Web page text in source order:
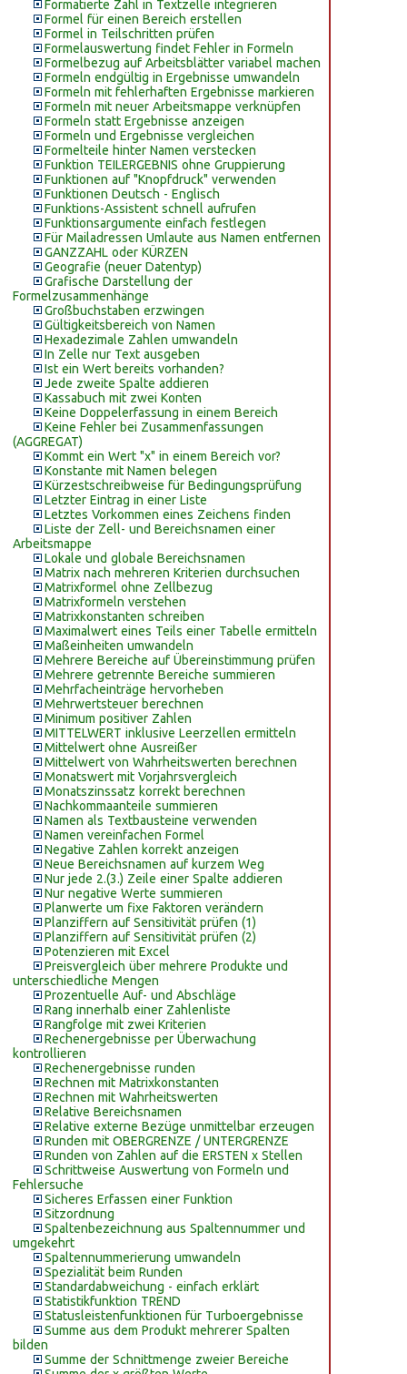
Formatierte Zahl in Textzelle integrieren
Formel für einen Bereich erstellen
Formel in Teilschritten prüfen
Formelauswertung findet Fehler in Formeln
Formelbezug auf Arbeitsblätter variabel machen
Formeln endgültig in Ergebnisse umwandeln
Formeln mit fehlerhaften Ergebnisse markieren
Formeln mit neuer Arbeitsmappe verknüpfen
Formeln statt Ergebnisse anzeigen
Formeln und Ergebnisse vergleichen
Formelteile hinter Namen verstecken
Funktion TEILERGEBNIS ohne Gruppierung
Funktionen auf "Knopfdruck" verwenden
Funktionen Deutsch - Englisch
Funktions-Assistent schnell aufrufen
Funktionsargumente einfach festlegen
Für Mailadressen Umlaute aus Namen entfernen
GANZZAHL oder KÜRZEN
Geografie (neuer Datentyp)
Grafische Darstellung der
Formelzusammenhänge
Großbuchstaben erzwingen
Gültigkeitsbereich von Namen
Hexadezimale Zahlen umwandeln
In Zelle nur Text ausgeben
Ist ein Wert bereits vorhanden?
Jede zweite Spalte addieren
Kassabuch mit zwei Konten
Keine Doppelerfassung in einem Bereich
Keine Fehler bei Zusammenfassungen
(AGGREGAT)
Kommt ein Wert "x" in einem Bereich vor?
Konstante mit Namen belegen
Kürzestschreibweise für Bedingungsprüfung
Letzter Eintrag in einer Liste
Letztes Vorkommen eines Zeichens finden
Liste der Zell- und Bereichsnamen einer
Arbeitsmappe
Lokale und globale Bereichsnamen
Matrix nach mehreren Kriterien durchsuchen
Matrixformel ohne Zellbezug
Matrixformeln verstehen
Matrixkonstanten schreiben
Maximalwert eines Teils einer Tabelle ermitteln
Maßeinheiten umwandeln
Mehrere Bereiche auf Übereinstimmung prüfen
Mehrere getrennte Bereiche summieren
Mehrfacheinträge hervorheben
Mehrwertsteuer berechnen
Minimum positiver Zahlen
MITTELWERT inklusive Leerzellen ermitteln
Mittelwert ohne Ausreißer
Mittelwert von Wahrheitswerten berechnen
Monatswert mit Vorjahrsvergleich
Monatszinssatz korrekt berechnen
Nachkommaanteile summieren
Namen als Textbausteine verwenden
Namen vereinfachen Formel
Negative Zahlen korrekt anzeigen
Neue Bereichsnamen auf kurzem Weg
Nur jede 2.(3.) Zeile einer Spalte addieren
Nur negative Werte summieren
Planwerte um fixe Faktoren verändern
Planziffern auf Sensitivität prüfen (1)
Planziffern auf Sensitivität prüfen (2)
Potenzieren mit Excel
Preisvergleich über mehrere Produkte und
unterschiedliche Mengen
Prozentuelle Auf- und Abschläge
Rang innerhalb einer Zahlenliste
Rangfolge mit zwei Kriterien
Rechenergebnisse per Überwachung
kontrollieren
Rechenergebnisse runden
Rechnen mit Matrixkonstanten
Rechnen mit Wahrheitswerten
Relative Bereichsnamen
Relative externe Bezüge unmittelbar erzeugen
Runden mit OBERGRENZE / UNTERGRENZE
Runden von Zahlen auf die ERSTEN x Stellen
Schrittweise Auswertung von Formeln und
Fehlersuche
Sicheres Erfassen einer Funktion
Sitzordnung
Spaltenbezeichnung aus Spaltennummer und
umgekehrt
Spaltennummerierung umwandeln
Spezialität beim Runden
Standardabweichung - einfach erklärt
Statistikfunktion TREND
Statusleistenfunktionen für Turboergebnisse
Summe aus dem Produkt mehrerer Spalten
bilden
Summe der Schnittmenge zweier Bereiche